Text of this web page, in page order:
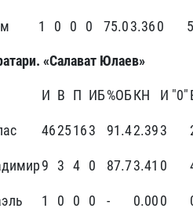
1 0 0 0 75.03.360
«Салават Юлаев»
И В П ИБ%ОБКН И "0"
4625163 91.42.393
9 3 4 0 87.73.41 0
1 0 0 0 - 0.000